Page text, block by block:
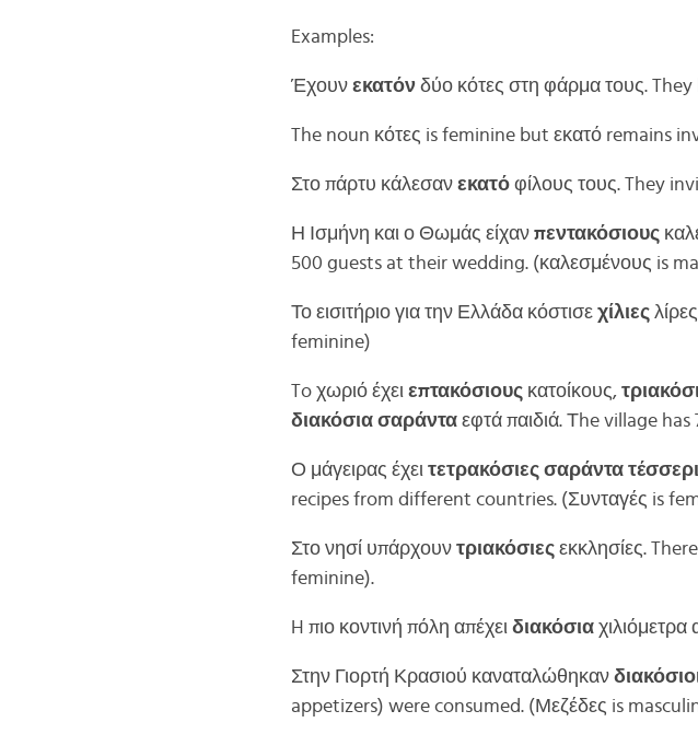
Examples:
Έχουν εκατόνδύο κότες στη φάρμα τους.
The noun κότες is feminine but εκατό remains
Στο πάρτυ κάλεσανεκατόφίλους τους. They
Η Ισμήνη και ο Θωμάς είχαν πεντακόσιους
500 guests at their wedding. (καλεσμένους is
Το εισιτήριο για την Ελλάδα κόστισε χίλιες
feminine)
To χωριό έχει επτακόσιουςκατοίκους,
διακόσια σαράνταεφτά παιδιά. Τhe village
Ο μάγειρας έχει τετρακόσιες σαράντα
recipes from different countries. (Συνταγές is
Στο νησί υπάρχουν τριακόσιεςεκκλησίες.
feminine).
H πιο κοντινή πόλη απέχει διακόσιαχιλιόμετρα
Στην Γιορτή Κρασιού καναταλώθηκαν
appetizers) were consumed. (Μεζέδες is